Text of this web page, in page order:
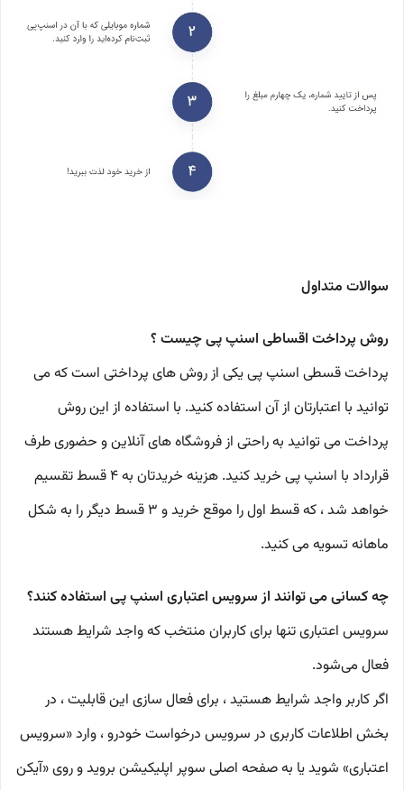
سوالات متداول
روش پرداخت اقساطی اسنپ پی چیست ؟
پرداخت قسطی اسنپ پی یکی از روش های پرداختی است که می
توانید با اعتبارتان از آن استفاده کنید. با استفاده از این روش
پرداخت می توانید به راحتی از فروشگاه های آنلاین و حضوری طرف
قرارداد با اسنپ پی خرید کنید. هزینه خریدتان به 4 قسط تقسیم
خواهد شد ، که قسط اول را موقع خرید و 3 قسط دیگر را به شکل
ماهانه تسویه می کنید.
چه کسانی می توانند از سرویس اعتباری اسنپ پی استفاده کنند؟
سرویس اعتباری تنها برای کاربران منتخب که واجد شرایط هستند
فعال می‌شود.
اگر کاربر واجد شرایط هستید ، برای فعال‌ سازی این قابلیت ، در
بخش اطلاعات کاربری در سرویس درخواست خودرو ، وارد «سرویس
اعتباری» شوید یا به صفحه اصلی سوپر اپلیکیشن بروید و روی «آیکن